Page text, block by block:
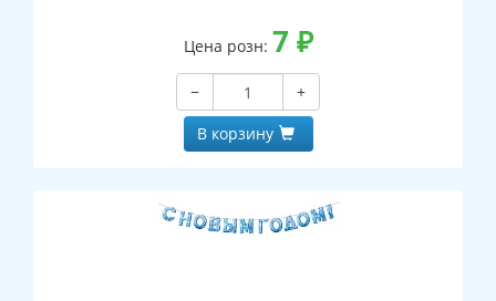
Цена розн: 7 ₽
−
+
В корзину